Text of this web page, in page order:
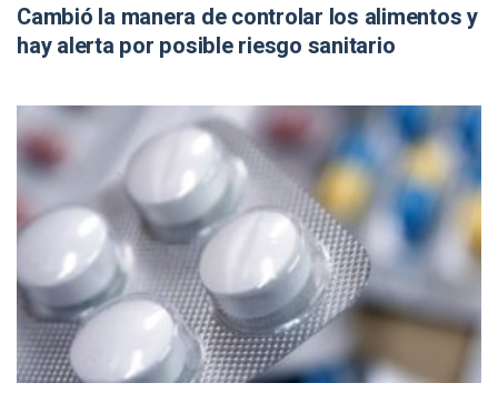
Cambió la manera de controlar los alimentos y
hay alerta por posible riesgo sanitario